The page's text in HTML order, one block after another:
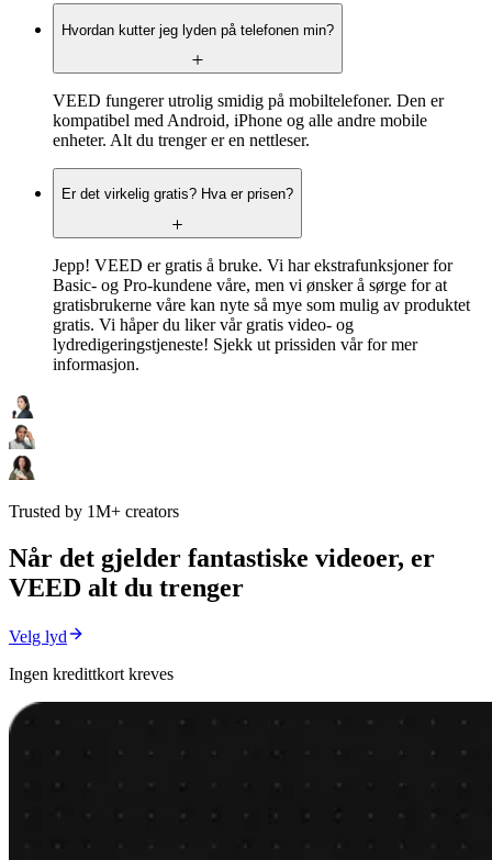
Hvordan kutter jeg lyden på telefonen min?
VEED fungerer utrolig smidig på mobiltelefoner. Den er
kompatibel med Android, iPhone og alle andre mobile
enheter. Alt du trenger er en nettleser.
Er det virkelig gratis? Hva er prisen?
Jepp! VEED er gratis å bruke. Vi har ekstrafunksjoner for
Basic- og Pro-kundene våre, men vi ønsker å sørge for at
gratisbrukerne våre kan nyte så mye som mulig av produktet
gratis. Vi håper du liker vår gratis video- og
lydredigeringstjeneste! Sjekk ut prissiden vår for mer
informasjon.
Trusted by 1M+ creators
Når det gjelder fantastiske videoer, er
VEED alt du trenger
Velg lyd
Ingen kredittkort kreves